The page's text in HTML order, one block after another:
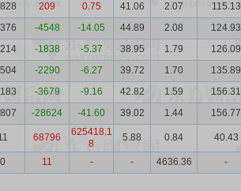
209 0.75 41.06 2.07 115.13
-4548 -14.05 44.89 2.08 124.93
-1838 -5.37 38.95 1.79 126.09
-2290 -6.27 39.72 1.70 135.89
-3679 -9.16 42.82 1.59 156.31
-28624 -41.60 39.02 1.44 156.77
68796
625418.1
8
5.88 0.84 40.43
0 11 - - 4636.36 -